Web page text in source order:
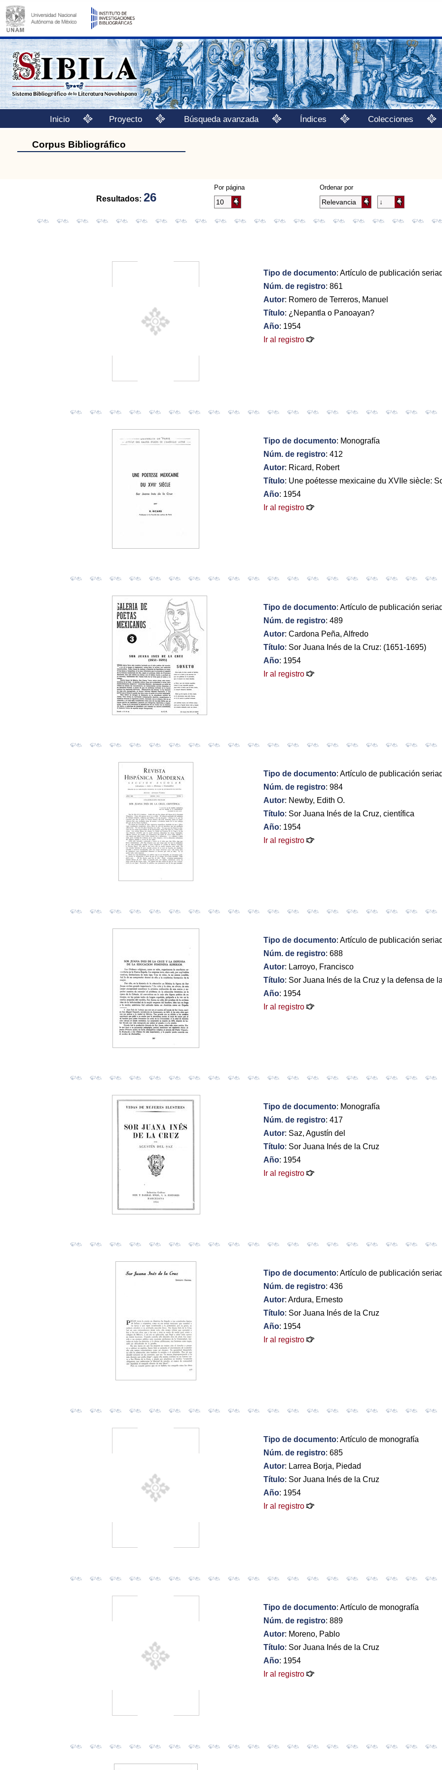
Inicio Proyecto Búsqueda avanzada Índices Colecciones
Corpus Bibliográfico
Resultados: 26
Ordenar por
Por página
Tipo de documento: Artículo de publicación
Núm. de registro: 861
Autor: Romero de Terreros, Manuel
Título: ¿Nepantla o Panoayan?
Año: 1954
Ir al registro
Tipo de documento: Monografía
Núm. de registro: 412
Autor: Ricard, Robert
Título: Une poétesse mexicaine du XVIIe siècle:
Año: 1954
Ir al registro
Tipo de documento: Artículo de publicación
Núm. de registro: 489
Autor: Cardona Peña, Alfredo
Título: Sor Juana Inés de la Cruz: (1651-1695)
Año: 1954
Ir al registro
Tipo de documento: Artículo de publicación
Núm. de registro: 984
Autor: Newby, Edith O.
Título: Sor Juana Inés de la Cruz, científica
Año: 1954
Ir al registro
Tipo de documento: Artículo de publicación
Núm. de registro: 688
Autor: Larroyo, Francisco
Título: Sor Juana Inés de la Cruz y la defensa de
Año: 1954
Ir al registro
Tipo de documento: Monografía
Núm. de registro: 417
Autor: Saz, Agustín del
Título: Sor Juana Inés de la Cruz
Año: 1954
Ir al registro
Tipo de documento: Artículo de publicación
Núm. de registro: 436
Autor: Ardura, Ernesto
Título: Sor Juana Inés de la Cruz
Año: 1954
Ir al registro
Tipo de documento: Artículo de monografía
Núm. de registro: 685
Autor: Larrea Borja, Piedad
Título: Sor Juana Inés de la Cruz
Año: 1954
Ir al registro
Tipo de documento: Artículo de monografía
Núm. de registro: 889
Autor: Moreno, Pablo
Título: Sor Juana Inés de la Cruz
Año: 1954
Ir al registro